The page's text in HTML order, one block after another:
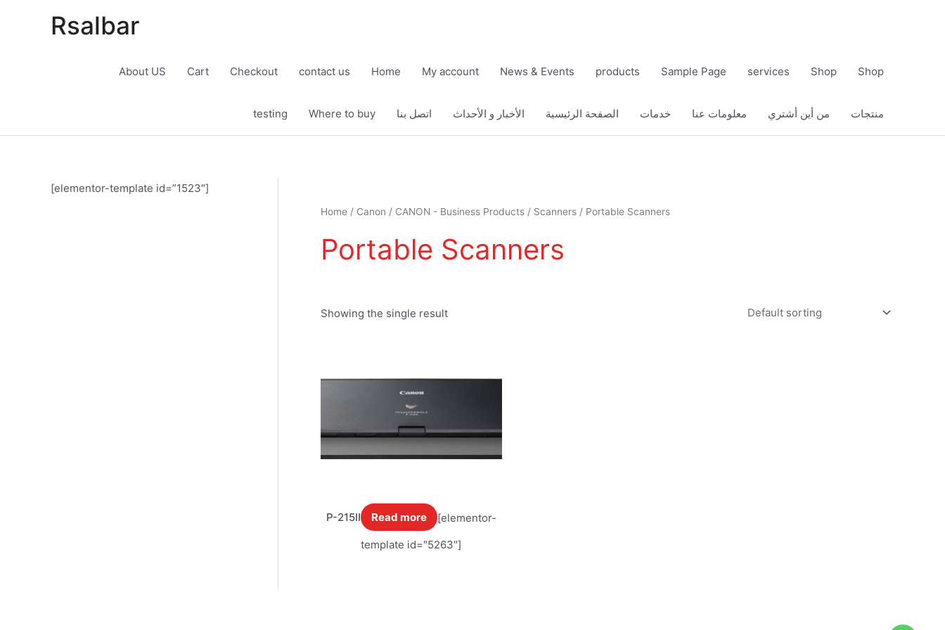
Rsalbar
About US Cart Checkout contact us Home My account News & Events products Sample Page services Shop Shop
testing Where to buy اتصل بنا الأخبار و الأحداث الصفحة الرئيسية خدمات معلومات عنا من أين أشتري منتجات
[elementor-template id=”1523″]
Home / Canon / CANON - Business Products / Scanners / Portable Scanners
Portable Scanners
Showing the single result
P-215II Read more [elementor-
template id="5263"]